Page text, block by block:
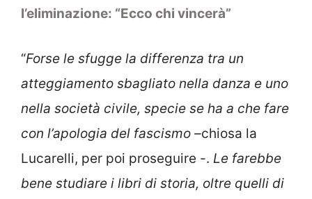
l’eliminazione: “Ecco chi vincerà”
“Forse le sfugge la differenza tra un
atteggiamento sbagliato nella danza e uno
nella società civile, specie se ha a che fare
con l’apologia del fascismo –chiosa la
Lucarelli, per poi proseguire -. Le farebbe
bene studiare i libri di storia, oltre quelli di